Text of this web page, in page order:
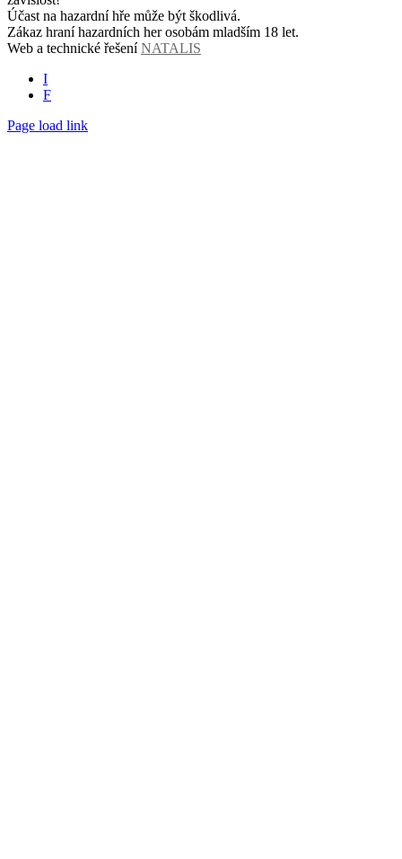
Účast na hazardní hře může být škodlivá.
Zákaz hraní hazardních her osobám mladším 18 let.
Web a technické řešeníNATALIS
I
F
Page load link